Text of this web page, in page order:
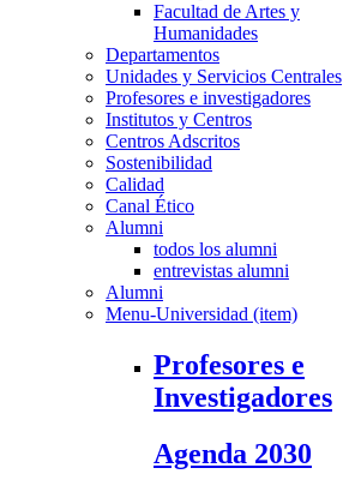
Facultad de Artes y
Humanidades
Departamentos
Unidades y Servicios Centrales
Profesores e investigadores
Institutos y Centros
Centros Adscritos
Sostenibilidad
Calidad
Canal Ético
Alumni
todos los alumni
entrevistas alumni
Alumni
Menu-Universidad (item)
Profesores e
Investigadores
Agenda 2030